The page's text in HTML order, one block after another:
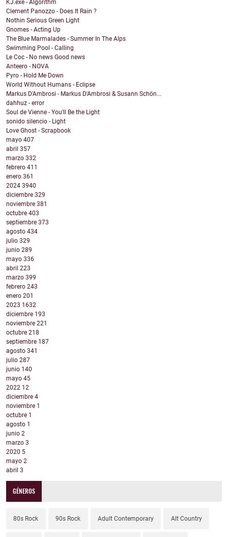
KJ.exe - Algorithm
Clement Panozzo - Does It Rain ?
Nothin Serious Green Light
Gnomes - Acting Up
The Blue Marmalades - Summer In The Alps
Swimming Pool - Calling
Le Coc - No news Good news
Anteero - NOVA
Pyro - Hold Me Down
World Without Humans - Eclipse
Markus D'Ambrosi - Markus D'Ambrosi & Susann Schön...
dahhuz - error
Soul de Vienne - You'll Be the Light
sonido silencio - Light
Love Ghost - Scrapbook
mayo 407
abril 357
marzo 332
febrero 411
enero 361
2024 3940
diciembre 329
noviembre 381
octubre 403
septiembre 373
agosto 434
julio 329
junio 289
mayo 336
abril 223
marzo 399
febrero 243
enero 201
2023 1632
diciembre 193
noviembre 221
octubre 218
septiembre 187
agosto 341
julio 287
junio 140
mayo 45
2022 12
diciembre 4
noviembre 1
octubre 1
agosto 1
junio 2
marzo 3
2020 5
mayo 2
abril 3
GÉNEROS
80s Rock 90s Rock Adult Contemporary Alt Country